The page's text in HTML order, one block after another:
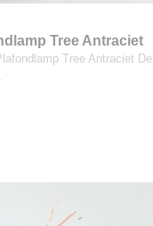
Tree Antraciet
Tree Antraciet De